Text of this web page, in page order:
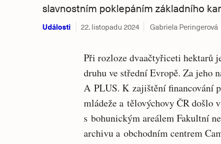
slavnostním poklepáním základního
Události 22. listopadu 2024 Gabriela Peringerová
Při rozloze dvaačtyřiceti hektarů
druhu ve střední Evropě. Za jeho
A PLUS. K zajištění financování
mládeže a tělovýchovy ČR došlo
s bohunickým areálem Fakultní
archivu a obchodním centrem